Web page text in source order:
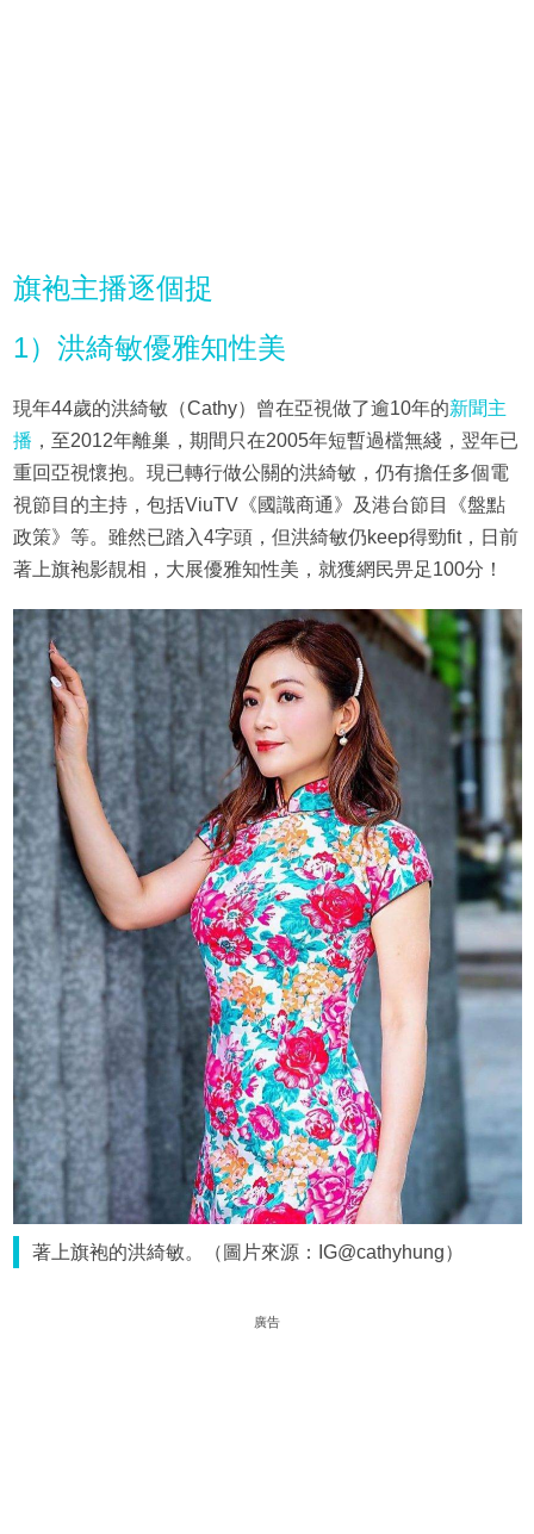
旗袍主播逐個捉
1）洪綺敏優雅知性美
現年44歲的洪綺敏（Cathy）曾在亞視做了逾10年的新聞主
播 ，至2012年離巢，期間只在2005年短暫過檔無綫，翌年已
重回亞視懷抱。現已轉行做公關的洪綺敏，仍有擔任多個電
視節目的主持，包括ViuTV《國識商通》及港台節目《盤點
政策》等。雖然已踏入4字頭，但洪綺敏仍keep得勁fit，日前
著上旗袍影靚相，大展優雅知性美，就獲網民畀足100分！
著上旗袍的洪綺敏。（圖片來源：IG@cathyhung）
廣告